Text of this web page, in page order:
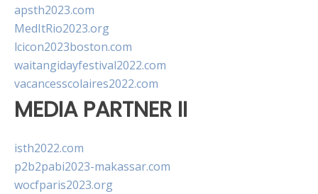
apsth2023.com
MedItRio2023.org
lcicon2023boston.com
waitangidayfestival2022.com
vacancesscolaires2022.com
MEDIA PARTNER II
isth2022.com
p2b2pabi2023-makassar.com
wocfparis2023.org